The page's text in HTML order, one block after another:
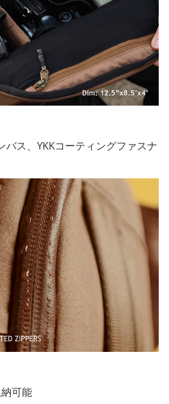
ス、YKKコーティングファスナ
可能